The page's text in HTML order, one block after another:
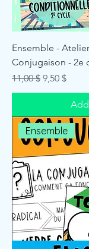
Ensemble -
Conjugaison - 2e
Regular Price
11,00 $ Sale Price
9,50 $
Ensemble